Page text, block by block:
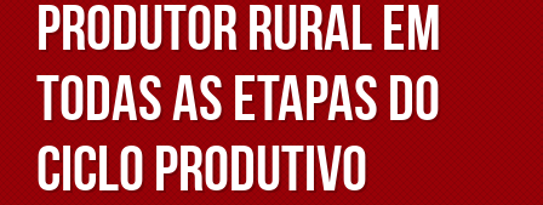
produtor rural em
todas as etapas do
ciclo produtivo